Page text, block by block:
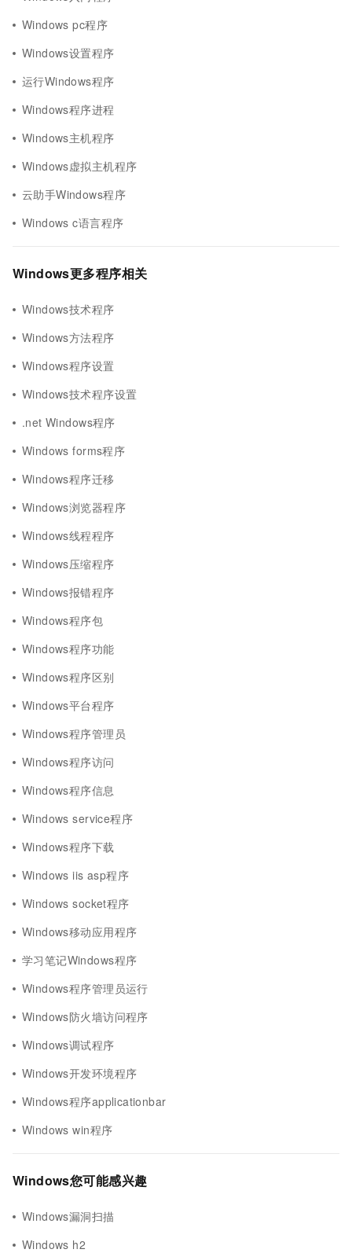
Windows pc程序
Windows设置程序
运行Windows程序
Windows程序进程
Windows主机程序
Windows虚拟主机程序
云助手Windows程序
Windows c语言程序
Windows更多程序相关
Windows技术程序
Windows方法程序
Windows程序设置
Windows技术程序设置
.net Windows程序
Windows forms程序
Windows程序迁移
Windows浏览器程序
Windows线程程序
Windows压缩程序
Windows报错程序
Windows程序包
Windows程序功能
Windows程序区别
Windows平台程序
Windows程序管理员
Windows程序访问
Windows程序信息
Windows service程序
Windows程序下载
Windows iis asp程序
Windows socket程序
Windows移动应用程序
学习笔记Windows程序
Windows程序管理员运行
Windows防火墙访问程序
Windows调试程序
Windows开发环境程序
Windows程序applicationbar
Windows win程序
Windows您可能感兴趣
Windows漏洞扫描
Windows h2